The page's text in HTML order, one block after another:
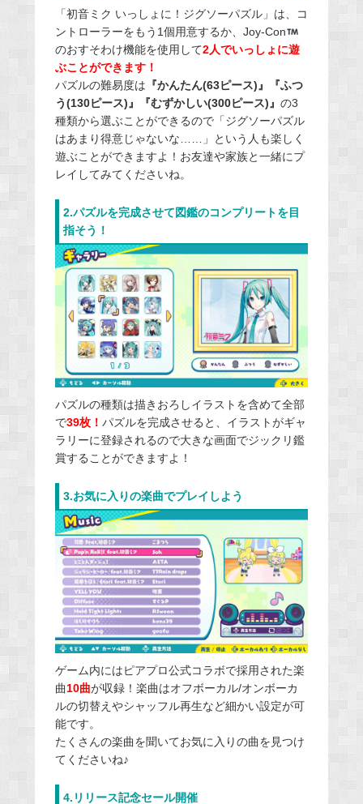
「初音ミク いっしょに！ジグソーパズル」は、コ
ントローラーをもう1個用意するか、Joy-Con
のおすそわけ機能を使用して2人でいっしょに遊
ぶことができます！
パズルの難易度は 『かんたん(63ピース)』『ふつ
う(130ピース)』『むずかしい(300ピース)』 の3
種類から選ぶことができるので「ジグソーパズル
はあまり得意じゃないな……」という人も楽しく
遊ぶことができますよ！お友達や家族と一緒にプ
レイしてみてくださいね。
2.パズルを完成させて図鑑のコンプリートを目
指そう！
パズルの種類は描きおろしイラストを含めて全部
で39枚！ パズルを完成させると、イラストがギャ
ラリーに登録されるので大きな画面でジックリ鑑
賞することができますよ！
3.お気に入りの楽曲でプレイしよう
ゲーム内にはピアプロ公式コラボで採用された楽
曲10曲が収録！楽曲はオフボーカル/オンボーカ
ルの切替えやシャッフル再生など細かい設定が可
能です。
たくさんの楽曲を聞いてお気に入りの曲を見つけ
てくださいね♪
4.リリース記念セール開催